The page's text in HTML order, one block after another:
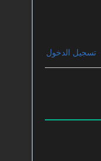
تسجيل الدخول